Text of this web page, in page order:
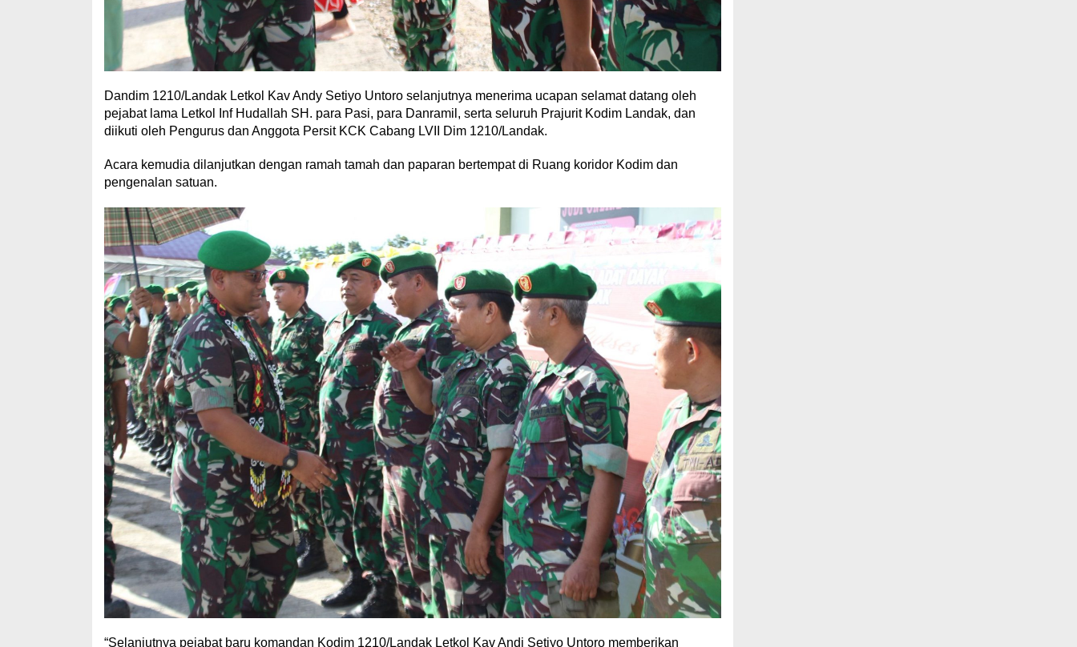
Dandim 1210/Landak Letkol Kav Andy Setiyo Untoro selanjutnya menerima ucapan selamat datang oleh
pejabat lama Letkol Inf Hudallah SH. para Pasi, para Danramil, serta seluruh Prajurit Kodim Landak, dan
diikuti oleh Pengurus dan Anggota Persit KCK Cabang LVII Dim 1210/Landak.
Acara kemudia dilanjutkan dengan ramah tamah dan paparan bertempat di Ruang koridor Kodim dan
pengenalan satuan.
“Selanjutnya pejabat baru komandan Kodim 1210/Landak Letkol Kav Andi Setiyo Untoro memberikan